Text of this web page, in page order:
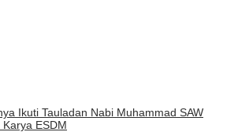
Ikuti Tauladan Nabi Muhammad SAW
ESDM